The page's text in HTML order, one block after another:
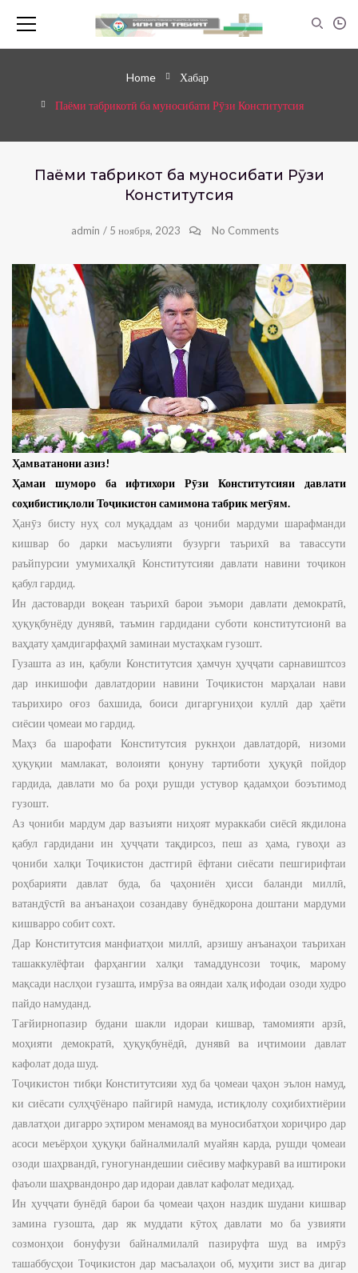
Home Хабар
Паёми табрикотӣ ба муносибати Рӯзи Конститутсия
Паёми табрикотӣ ба муносибати Рӯзи
Конститутсия
admin / 5 ноября, 2023 No Comments
Ҳамватанони азиз!
Ҳамаи шуморо ба ифтихори Рӯзи Конститутсияи давлати
соҳибистиқлоли Тоҷикистон самимона табрик мегӯям.
Ҳанӯз бисту нуҳ сол муқаддам аз ҷониби мардуми шарафманди
кишвар бо дарки масъулияти бузурги таърихӣ ва тавассути
раъйпурсии умумихалқӣ Конститутсияи давлати навини тоҷикон
қабул гардид.
Ин дастоварди воқеан таърихӣ барои эъмори давлати демократӣ,
ҳуқуқбунёду дунявӣ, таъмин гардидани суботи конститутсионӣ ва
ваҳдату ҳамдигарфаҳмӣ заминаи мустаҳкам гузошт.
Гузашта аз ин, қабули Конститутсия ҳамчун ҳуҷҷати сарнавиштсоз
дар инкишофи давлатдории навини Тоҷикистон марҳалаи нави
таърихиро оғоз бахшида, боиси дигаргуниҳои куллӣ дар ҳаёти
сиёсии ҷомеаи мо гардид.
Маҳз ба шарофати Конститутсия рукнҳои давлатдорӣ, низоми
ҳуқуқии мамлакат, волоияти қонуну тартиботи ҳуқуқӣ пойдор
гардида, давлати мо ба роҳи рушди устувор қадамҳои боэътимод
гузошт.
Аз ҷониби мардум дар вазъияти ниҳоят мураккаби сиёсӣ якдилона
қабул гардидани ин ҳуҷҷати тақдирсоз, пеш аз ҳама, гувоҳи аз
ҷониби халқи Тоҷикистон дастгирӣ ёфтани сиёсати пешгирифтаи
роҳбарияти давлат буда, ба ҷаҳониён ҳисси баланди миллӣ,
ватандӯстӣ ва анъанаҳои созандаву бунёдкорона доштани мардуми
кишварро собит сохт.
Дар Конститутсия манфиатҳои миллӣ, арзишу анъанаҳои таърихан
ташаккулёфтаи фарҳангии халқи тамаддунсози тоҷик, марому
мақсади наслҳои гузашта, имрӯза ва ояндаи халқ ифодаи озоди худро
пайдо намуданд.
Тағйирнопазир будани шакли идораи кишвар, тамомияти арзӣ,
моҳияти демократӣ, ҳуқуқбунёдӣ, дунявӣ ва иҷтимоии давлат
кафолат дода шуд.
Тоҷикистон тибқи Конститутсияи худ ба ҷомеаи ҷаҳон эълон намуд,
ки сиёсати сулҳҷӯёнаро пайгирӣ намуда, истиқлолу соҳибихтиёрии
давлатҳои дигарро эҳтиром менамояд ва муносибатҳои хориҷиро дар
асоси меъёрҳои ҳуқуқи байналмилалӣ муайян карда, рушди ҷомеаи
озоди шаҳрвандӣ, гуногунандешии сиёсиву мафкуравӣ ва иштироки
фаъоли шаҳрвандонро дар идораи давлат кафолат медиҳад.
Ин ҳуҷҷати бунёдӣ барои ба ҷомеаи ҷаҳон наздик шудани кишвар
замина гузошта, дар як муддати кӯтоҳ давлати мо ба узвияти
созмонҳои бонуфузи байналмилалӣ пазируфта шуд ва имрӯз
ташаббусҳои Тоҷикистон дар масъалаҳои об, муҳити зист ва дигар